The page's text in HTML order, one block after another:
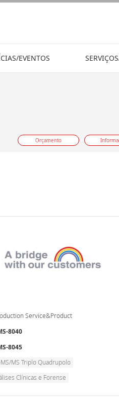
EVENTOS
Orçamento
Service&Product
8040
8045
MS/MS Triplo Quadrupolo
Clínicas e Forense